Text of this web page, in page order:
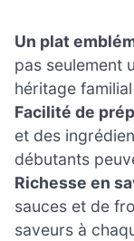
Un plat
pas seulement
héritage
Facilité de
et des
débutants
Richesse en
sauces et de
saveurs à